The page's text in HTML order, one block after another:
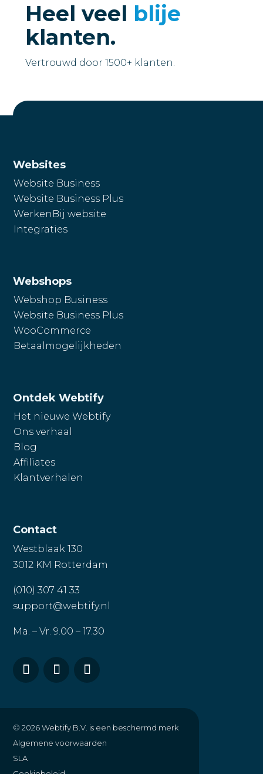
Heel veel blije
klanten.
Vertrouwd door 1500+ klanten.
Websites
Website Business
Website Business Plus
WerkenBij website
Integraties
Webshops
Webshop Business
Website Business Plus
WooCommerce
Betaalmogelijkheden
Ontdek Webtify
Het nieuwe Webtify
Ons verhaal
Blog
Affiliates
Klantverhalen
Contact
Westblaak 130
3012 KM Rotterdam
(010) 307 41 33
support@webtify.nl
Ma. – Vr. 9.00 – 17.30
© 2026Webtify B.V. is een beschermd merk
Algemene voorwaarden
SLA